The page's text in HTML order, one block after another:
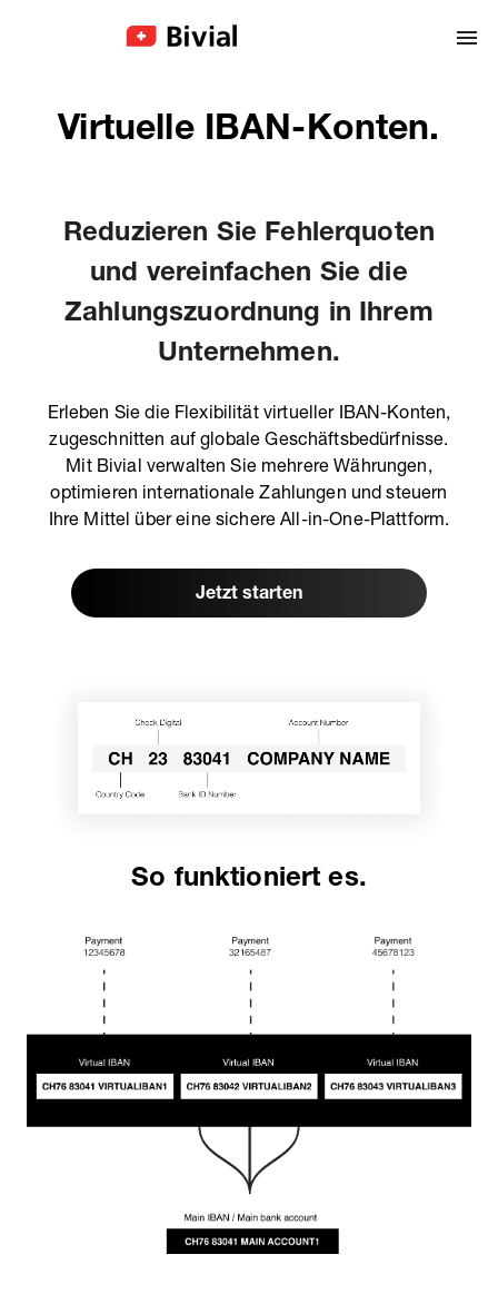
Virtuelle IBAN-Konten.
Reduzieren Sie Fehlerquoten
und vereinfachen Sie die
Zahlungszuordnung in Ihrem
Unternehmen.
Erleben Sie die Flexibilität virtueller IBAN-Konten,
zugeschnitten auf globale Geschäftsbedürfnisse.
Mit Bivial verwalten Sie mehrere Währungen,
optimieren internationale Zahlungen und steuern
Ihre Mittel über eine sichere All-in-One-Plattform.
Jetzt starten
So funktioniert es.